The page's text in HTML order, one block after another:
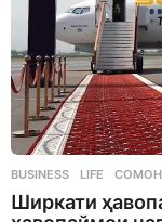
BUSINESS ,LIFE СОМОН
Ширкати